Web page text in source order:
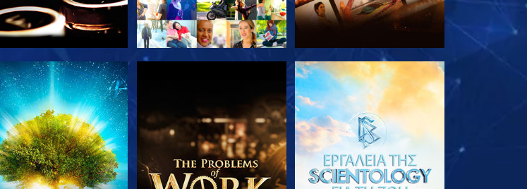
ΠΑΡΑΚΟΛΟΥΘΗΣΤΕ ΕΞΕΡΕΥΝΗΣΤΕ ΤΗ ΣΕΙΡΑ ΕΞΕΡΕΥΝΗΣΤΕ ΤΗ ΣΕΙΡΑ